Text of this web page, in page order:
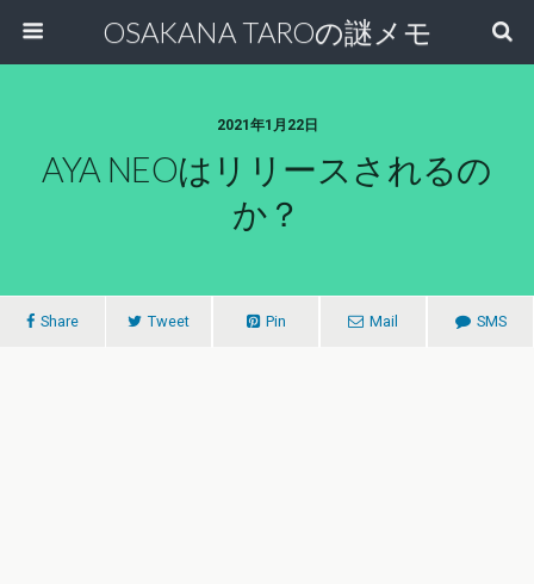
OSAKANA TAROの謎メモ
2021年1月22日
AYA NEOはリリースされるの
か？
Share Tweet Pin Mail SMS